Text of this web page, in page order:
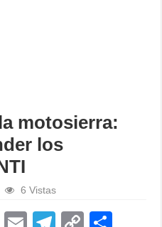
motosierra:
los
6 Vistas